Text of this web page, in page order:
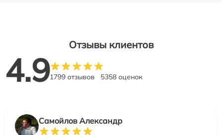
Отзывы клиентов
4.91799 отзывов 5358 оценок
Самойлов Александр